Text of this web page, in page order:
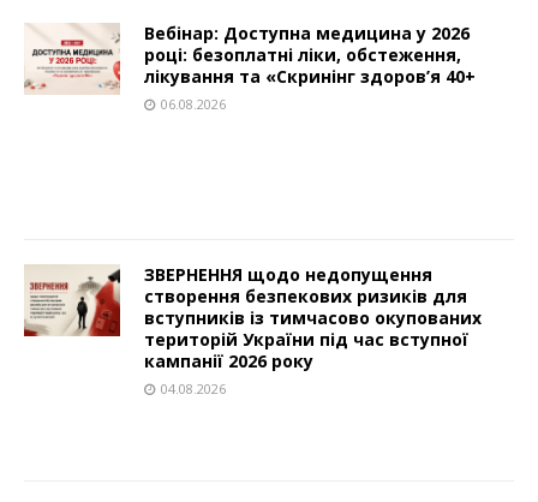
Вебінар: Доступна медицина у 2026
році: безоплатні ліки, обстеження,
лікування та «Скринінг здоров’я 40+
06.08.2026
ЗВЕРНЕННЯ щодо недопущення
створення безпекових ризиків для
вступників із тимчасово окупованих
територій України під час вступної
кампанії 2026 року
04.08.2026